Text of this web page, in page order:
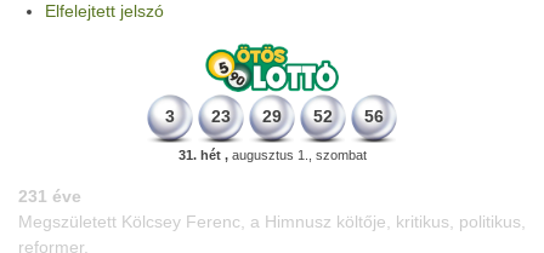
Elfelejtett jelszó
3 23 29 52 56
31. hét ,augusztus 1., szombat